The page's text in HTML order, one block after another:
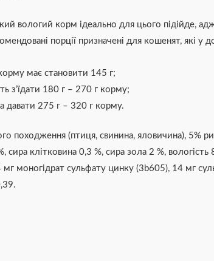
вологий корм ідеально для цього підійде,
порції призначені для кошенят, які
має становити 145 г;
з’їдати 180 г – 270 г корму;
275 г – 320 г корму.
походження (птиця, свинина, яловичина), 5%
клітковина 0,3 %, сира зола 2 %, вологість
моногідрат сульфату цинку (3b605), 14 мг